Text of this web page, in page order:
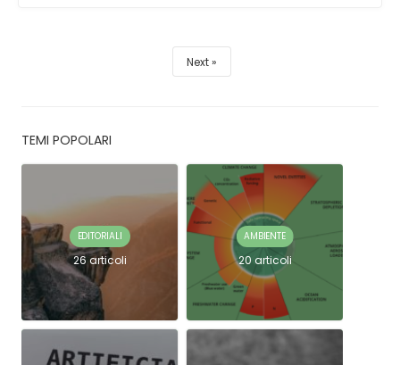
Next
TEMI POPOLARI
EDITORIALI
26 articoli
AMBIENTE
20 articoli